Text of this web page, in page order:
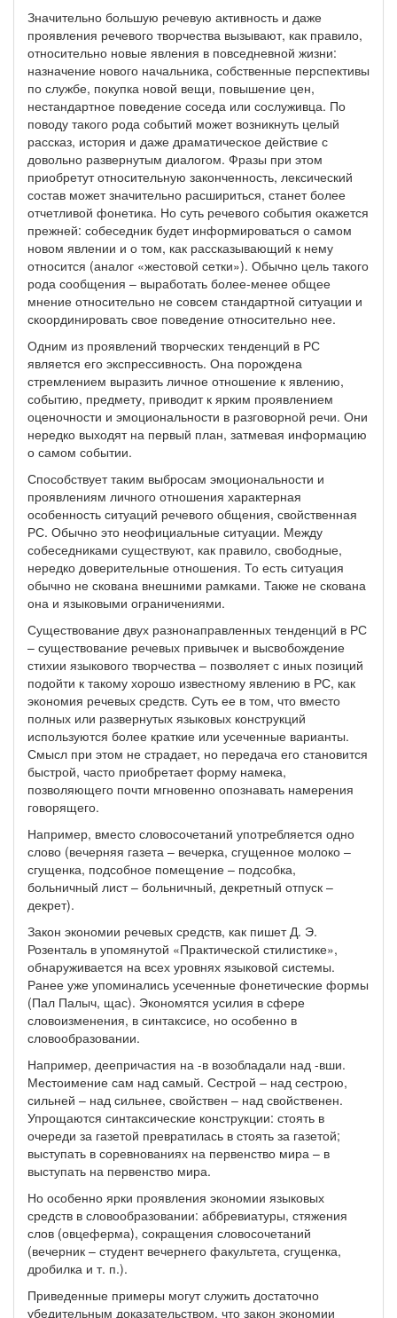
Значительно большую речевую активность и даже
проявления речевого творчества вызывают, как правило,
относительно новые явления в повседневной жизни:
назначение нового начальника, собственные перспективы
по службе, покупка новой вещи, повышение цен,
нестандартное поведение соседа или сослуживца. По
поводу такого рода событий может возникнуть целый
рассказ, история и даже драматическое действие с
довольно развернутым диалогом. Фразы при этом
приобретут относительную законченность, лексический
состав может значительно расшириться, станет более
отчетливой фонетика. Но суть речевого события окажется
прежней: собеседник будет информироваться о самом
новом явлении и о том, как рассказывающий к нему
относится (аналог «жестовой сетки»). Обычно цель такого
рода сообщения – выработать более-менее общее
мнение относительно не совсем стандартной ситуации и
скоординировать свое поведение относительно нее.
Одним из проявлений творческих тенденций в РС
является его экспрессивность. Она порождена
стремлением выразить личное отношение к явлению,
событию, предмету, приводит к ярким проявлением
оценочности и эмоциональности в разговорной речи. Они
нередко выходят на первый план, затмевая информацию
о самом событии.
Способствует таким выбросам эмоциональности и
проявлениям личного отношения характерная
особенность ситуаций речевого общения, свойственная
РС. Обычно это неофициальные ситуации. Между
собеседниками существуют, как правило, свободные,
нередко доверительные отношения. То есть ситуация
обычно не скована внешними рамками. Также не скована
она и языковыми ограничениями.
Существование двух разнонаправленных тенденций в РС
– существование речевых привычек и высвобождение
стихии языкового творчества – позволяет с иных позиций
подойти к такому хорошо известному явлению в РС, как
экономия речевых средств. Суть ее в том, что вместо
полных или развернутых языковых конструкций
используются более краткие или усеченные варианты.
Смысл при этом не страдает, но передача его становится
быстрой, часто приобретает форму намека,
позволяющего почти мгновенно опознавать намерения
говорящего.
Например, вместо словосочетаний употребляется одно
слово (вечерняя газета – вечерка, сгущенное молоко –
сгущенка, подсобное помещение – подсобка,
больничный лист – больничный, декретный отпуск –
декрет).
Закон экономии речевых средств, как пишет Д. Э.
Розенталь в упомянутой «Практической стилистике»,
обнаруживается на всех уровнях языковой системы.
Ранее уже упоминались усеченные фонетические формы
(Пал Палыч, щас). Экономятся усилия в сфере
словоизменения, в синтаксисе, но особенно в
словообразовании.
Например, деепричастия на -в возобладали над -вши.
Местоимение сам над самый. Сестрой – над сестрою,
сильней – над сильнее, свойствен – над свойственен.
Упрощаются синтаксические конструкции: стоять в
очереди за газетой превратилась в стоять за газетой;
выступать в соревнованиях на первенство мира – в
выступать на первенство мира.
Но особенно ярки проявления экономии языковых
средств в словообразовании: аббревиатуры, стяжения
слов (овцеферма), сокращения словосочетаний
(вечерник – студент вечернего факультета, сгущенка,
дробилка и т. п.).
Приведенные примеры могут служить достаточно
убедительным доказательством, что закон экономии